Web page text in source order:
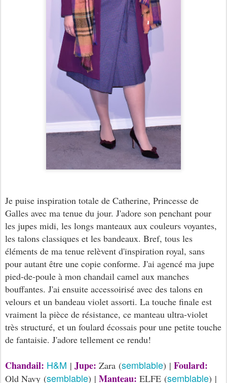
Je puise inspiration totale de Catherine, Princesse de
Galles avec ma tenue du jour. J'adore son penchant pour
les jupes midi, les longs manteaux aux couleurs voyantes,
les talons classiques et les bandeaux. Bref, tous les
éléments de ma tenue relèvent d'inspiration royal, sans
pour autant être une copie conforme. J'ai agencé ma jupe
pied-de-poule à mon chandail camel aux manches
bouffantes. J'ai ensuite accessoirisé avec des talons en
velours et un bandeau violet assorti. La touche finale est
vraiment la pièce de résistance, ce manteau ultra-violet
très structuré, et un foulard écossais pour une petite touche
de fantaisie. J'adore tellement ce rendu!
Chandail: H&M | Jupe: Zara (semblable) | Foulard:
Old Navy (semblable) | Manteau: ELFE (semblable) |